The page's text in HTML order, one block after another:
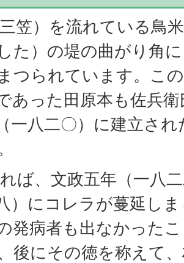
笠）を流れている鳥
た）の堤の曲がり角
つられています。こ
あった田原本も佐兵
一八二〇）に建立さ
ば、文政五年（一八
）にコレラが蔓延し
発病者も出なかった
後にその徳を称えて